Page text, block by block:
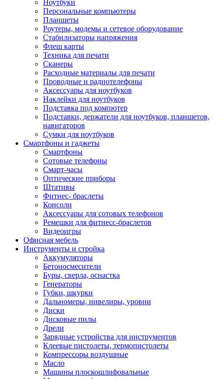
Ноутбуки
Персональные компьютеры
Планшеты
Роутеры, модемы и сетевое оборудование
Стабилизаторы напряжения
Флеш карты
Техника для печати
Сканеры
Расходные материалы для печати
Проводные и радиотелефоны
Аксессуары для ноутбуков
Наклейки для ноутбуков
Подставка под компютер
Подставки, держатели для ноутбуков, планшетов,
навигаторов
Сумки для ноутбуков
Смартфоны и гаджеты
Смартфоны
Сотовые телефоны
Смарт-часы
Оптические приборы
Штативы
Фитнес- браслеты
Консоли
Аксессуары для сотовых телефонов
Ремешки для фитнесс-браслетов
Видеоигры
Офисная мебель
Инструменты и стройка
Аккумуляторы
Бетоносмесители
Буры, сверла, оснастка
Генераторы
Губки, шкурки
Дальномеры, нивелиры, уровни
Диски
Дисковые пилы
Дрели
Зарядные устройства для инструментов
Клеевые пистолеты, термопистолеты
Компрессоры воздушные
Масло
Машины плоскошлифовальные